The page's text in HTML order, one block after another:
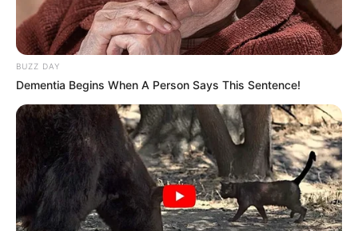
BUZZ DAY
Dementia Begins When A Person Says This Sentence!